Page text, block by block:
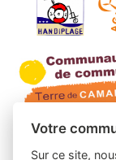
Votre
Sur ce site,